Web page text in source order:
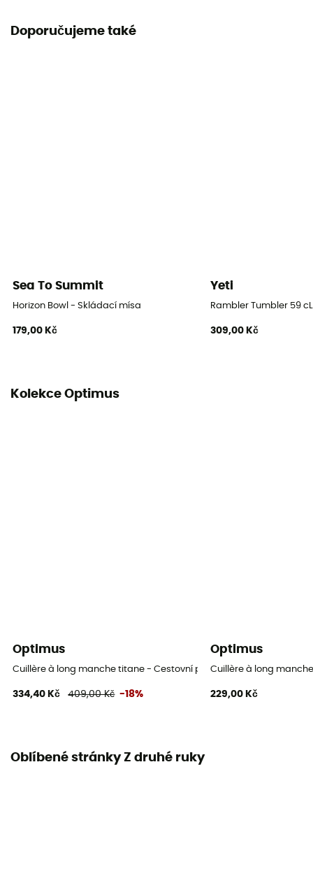
Doporučujeme také
Sea To Summit
Horizon Bowl - Skládací mísa
179,00 Kč
Yeti
Rambler Tumbler 59
309,00 Kč
Kolekce Optimus
Optimus
Cuillère à long manche titane - Cestovní příbory
334,40 Kč 409,00 Kč -18%
Optimus
Cuillère à long
229,00 Kč
Oblíbené stránky Z druhé ruky